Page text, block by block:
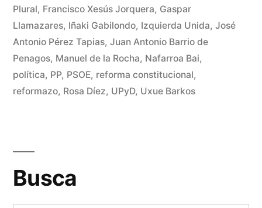
Plural, Francisco Xesús Jorquera, Gaspar
Llamazares, Iñaki Gabilondo, Izquierda Unida, José
Antonio Pérez Tapias, Juan Antonio Barrio de
Penagos, Manuel de la Rocha, Nafarroa Bai,
política, PP, PSOE, reforma constitucional,
reformazo, Rosa Díez, UPyD, Uxue Barkos
Busca